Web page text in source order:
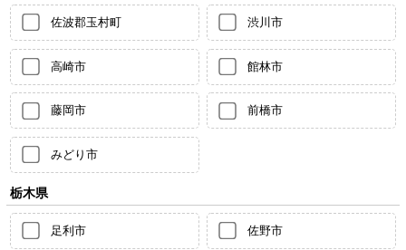
佐波郡玉村町 渋川市
高崎市 館林市
藤岡市 前橋市
みどり市
栃木県
足利市 佐野市